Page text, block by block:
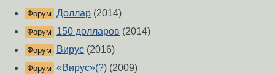
Форум Доллар (2014)
Форум 150 долларов (2014)
Форум Вирус (2016)
Форум «Вирус»(?) (2009)